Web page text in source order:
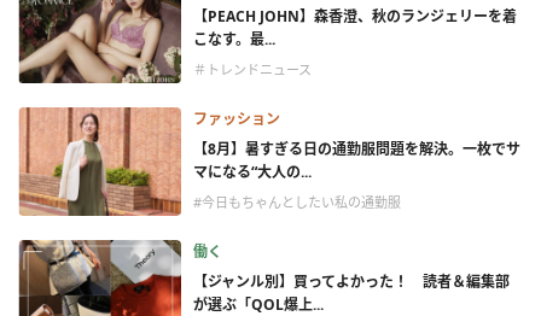
【PEACH JOHN】森香澄、秋のランジェリーを着
こなす。最...
＃トレンドニュース
ファッション
【8月】暑すぎる日の通勤服問題を解決。一枚でサ
マになる“大人の...
#今日もちゃんとしたい私の通勤服
働く
【ジャンル別】買ってよかった！ 読者＆編集部
が選ぶ「QOL爆上...